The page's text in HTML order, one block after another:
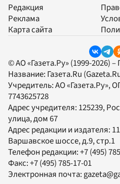
Редакция
Реклама
Карта сайта
© АО «Газета.Ру» (1999-2026)
Название: Газета.Ru
Учредитель:АО «Газета.Ру»,
7743625728
Адрес учредителя: 125239,
улица, дом 67
Адрес редакции и издателя:
Варшавское шоссе, д.9, стр.1
Телефон редакции:+7 (495)
Факс:+7 (495) 785-17-01
Электронная почта: